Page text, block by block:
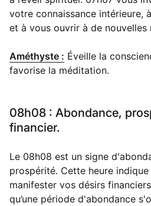
votre connaissance intérieure,
et à vous ouvrir à de nouvelles
Améthyste : Éveille la
favorise la méditation.
08h08 : Abondance,
financier.
Le 08h08 est un signe
prospérité. Cette heure
manifester vos désirs
qu’une période d'abondance